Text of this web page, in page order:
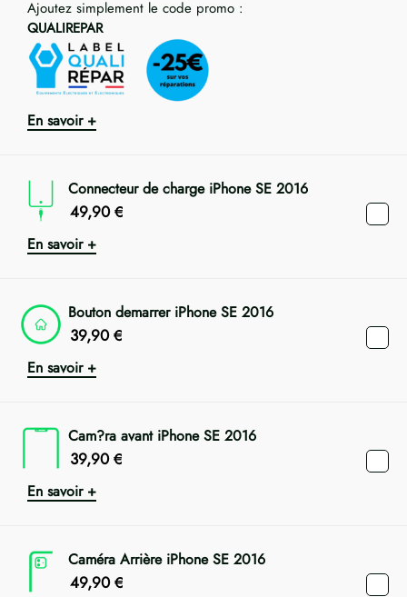
Ajoutez simplement le code promo :
QUALIREPAR
En savoir +
Connecteur de charge iPhone SE 2016
49,90 €
En savoir +
Bouton demarrer iPhone SE 2016
39,90 €
En savoir +
Cam?ra avant iPhone SE 2016
39,90 €
En savoir +
Caméra Arrière iPhone SE 2016
49,90 €